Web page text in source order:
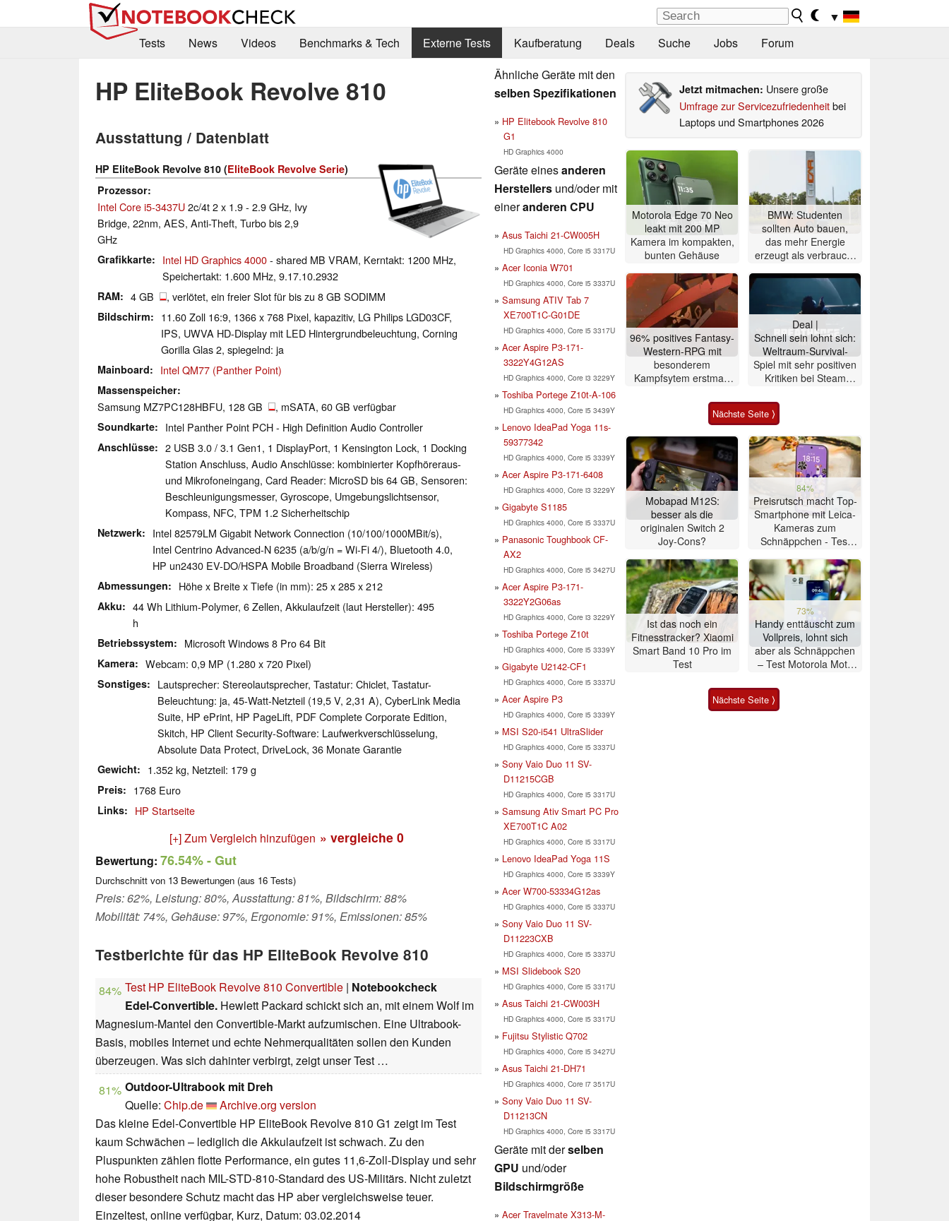
▼
Tests
News Videos Benchmarks & Tech Externe Tests Kaufberatung Deals Suche Jobs Forum
HP EliteBook Revolve 810
Ausstattung / Datenblatt
HP EliteBook Revolve 810 (EliteBook Revolve Serie)
Prozessor
Intel Core i5-3437U2c/4t 2 x 1.9 - 2.9 GHz, Ivy
Bridge, 22nm, AES, Anti-Theft, Turbo bis 2,9
GHz
Grafikkarte Intel HD Graphics 4000- shared MB VRAM, Kerntakt: 1200 MHz,
Speichertakt: 1.600 MHz, 9.17.10.2932
RAM 4 GB , verlötet, ein freier Slot für bis zu 8 GB SODIMM
Bildschirm
11.60 Zoll 16:9, 1366 x 768 Pixel, kapazitiv, LG Philips LGD03CF,
IPS, UWVA HD-Display mit LED Hintergrundbeleuchtung, Corning
Gorilla Glas 2, spiegelnd: ja
Mainboard Intel QM77 (Panther Point)
Massenspeicher
Samsung MZ7PC128HBFU, 128 GB , mSATA, 60 GB verfügbar
Soundkarte Intel Panther Point PCH - High Definition Audio Controller
Anschlüsse
2 USB 3.0 / 3.1 Gen1, 1 DisplayPort, 1 Kensington Lock, 1 Docking
Station Anschluss, Audio Anschlüsse: kombinierter Kopfhöreraus-
und Mikrofoneingang, Card Reader: MicroSD bis 64 GB, Sensoren:
Beschleunigungsmesser, Gyroscope, Umgebungslichtsensor,
Kompass, NFC, TPM 1.2 Sicherheitschip
Netzwerk
Intel 82579LM Gigabit Network Connection (10/100/1000MBit/s),
Intel Centrino Advanced-N 6235 (a/b/g/n = Wi-Fi 4/), Bluetooth 4.0,
HP un2430 EV-DO/HSPA Mobile Broadband (Sierra Wireless)
Abmessungen Höhe x Breite x Tiefe (in mm): 25 x 285 x 212
Akku
44 Wh Lithium-Polymer, 6 Zellen, Akkulaufzeit (laut Hersteller): 495
h
Betriebssystem Microsoft Windows 8 Pro 64 Bit
Kamera Webcam: 0,9 MP (1.280 x 720 Pixel)
Sonstiges
Lautsprecher: Stereolautsprecher, Tastatur: Chiclet, Tastatur-
Beleuchtung: ja, 45-Watt-Netzteil (19,5 V, 2,31 A), CyberLink Media
Suite, HP ePrint, HP PageLift, PDF Complete Corporate Edition,
Skitch, HP Client Security-Software: Laufwerkverschlüsselung,
Absolute Data Protect, DriveLock, 36 Monate Garantie
Gewicht 1.352 kg, Netzteil: 179 g
Preis 1768 Euro
Links HP Startseite
[+] Zum Vergleich hinzufügen » vergleiche 0
Bewertung: 76.54%- Gut
Durchschnitt von 13 Bewertungen (aus 16 Tests)
Preis: 62%, Leistung: 80%, Ausstattung: 81%, Bildschirm: 88%
Mobilität: 74%, Gehäuse: 97%, Ergonomie: 91%, Emissionen: 85%
Testberichte für das HP EliteBook Revolve 810
84% Test HP EliteBook Revolve 810 Convertible | Notebookcheck
Edel-Convertible. Hewlett Packard schickt sich an, mit einem Wolf im
Magnesium-Mantel den Convertible-Markt aufzumischen. Eine Ultrabook-
Basis, mobiles Internet und echte Nehmerqualitäten sollen den Kunden
überzeugen. Was sich dahinter verbirgt, zeigt unser Test …
81% Outdoor-Ultrabook mit Dreh
Quelle: Chip.de
Archive.org version
Das kleine Edel-Convertible HP EliteBook Revolve 810 G1 zeigt im Test
kaum Schwächen – lediglich die Akkulaufzeit ist schwach. Zu den
Pluspunkten zählen flotte Performance, ein gutes 11,6-Zoll-Display und sehr
hohe Robustheit nach MIL-STD-810-Standard des US-Militärs. Nicht zuletzt
dieser besondere Schutz macht das HP aber vergleichsweise teuer.
Einzeltest, online verfügbar, Kurz, Datum: 03.02.2014
Ähnliche Geräte mit den
selben Spezifikationen
HP Elitebook Revolve 810
G1
HD Graphics 4000
Geräte einesanderen
Herstellers und/oder mit
eineranderen CPU
Asus Taichi 21-CW005H
HD Graphics 4000, Core i5 3317U
Acer Iconia W701
HD Graphics 4000, Core i5 3337U
Samsung ATIV Tab 7
XE700T1C-G01DE
HD Graphics 4000, Core i5 3317U
Acer Aspire P3-171-
3322Y4G12AS
HD Graphics 4000, Core i3 3229Y
Toshiba Portege Z10t-A-106
HD Graphics 4000, Core i5 3439Y
Lenovo IdeaPad Yoga 11s-
59377342
HD Graphics 4000, Core i5 3339Y
Acer Aspire P3-171-6408
HD Graphics 4000, Core i3 3229Y
Gigabyte S1185
HD Graphics 4000, Core i5 3337U
Panasonic Toughbook CF-
AX2
HD Graphics 4000, Core i5 3427U
Acer Aspire P3-171-
3322Y2G06as
HD Graphics 4000, Core i3 3229Y
Toshiba Portege Z10t
HD Graphics 4000, Core i5 3339Y
Gigabyte U2142-CF1
HD Graphics 4000, Core i5 3337U
Acer Aspire P3
HD Graphics 4000, Core i5 3339Y
MSI S20-i541 UltraSlider
HD Graphics 4000, Core i5 3337U
Sony Vaio Duo 11 SV-
D11215CGB
HD Graphics 4000, Core i5 3317U
Samsung Ativ Smart PC Pro
XE700T1C A02
HD Graphics 4000, Core i5 3317U
Lenovo IdeaPad Yoga 11S
HD Graphics 4000, Core i5 3339Y
Acer W700-53334G12as
HD Graphics 4000, Core i5 3337U
Sony Vaio Duo 11 SV-
D11223CXB
HD Graphics 4000, Core i5 3337U
MSI Slidebook S20
HD Graphics 4000, Core i5 3317U
Asus Taichi 21-CW003H
HD Graphics 4000, Core i5 3317U
Fujitsu Stylistic Q702
HD Graphics 4000, Core i5 3427U
Asus Taichi 21-DH71
HD Graphics 4000, Core i7 3517U
Sony Vaio Duo 11 SV-
D11213CN
HD Graphics 4000, Core i5 3317U
Geräte mit derselben
GPU und/oder
Bildschirmgröße
Acer Travelmate X313-M-
Jetzt mitmachen: Unsere große
Umfrage zur Servicezufriedenheitbei
Laptops und Smartphones 2026
Motorola Edge 70 Neo
leakt mit 200 MP
Kamera im kompakten,
bunten Gehäuse
BMW: Studenten
sollten Auto bauen,
das mehr Energie
erzeugt als verbraucht
es gelungen
96% positives Fantasy-
Western-RPG mit
besonderem
Kampfsytem erstmals
Deal |
Schnell sein lohnt sich:
Weltraum-Survival-
Spiel mit sehr positiven
Kritiken bei Steam
Nächste Seite ⟩
Mobapad M12S:
besser als die
originalen Switch 2
Joy-Cons?
84%
Preisrutsch macht Top-
Smartphone mit Leica-
Kameras zum
Schnäppchen - Test
Ist das noch ein
Fitnesstracker? Xiaomi
Smart Band 10 Pro im
Test
73%
Handy enttäuscht zum
Vollpreis, lohnt sich
aber als Schnäppchen
– Test Motorola Moto
Nächste Seite ⟩